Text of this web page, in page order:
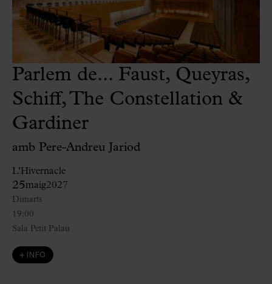
Parlem de... Faust, Queyras,
Schiff, The Constellation &
Gardiner
amb Pere-Andreu Jariod
L'Hivernacle
25maig2027
19:00
Dimarts
Sala Petit Palau
+ INFO